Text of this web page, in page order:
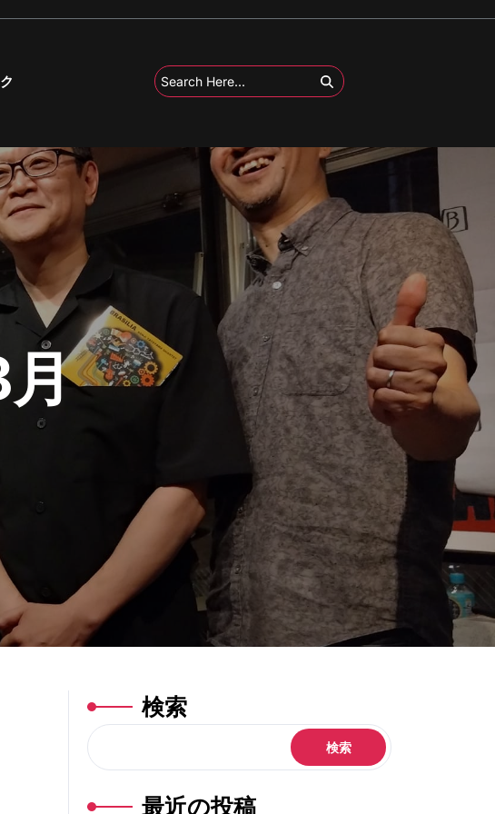
検索
検索
最近の投稿